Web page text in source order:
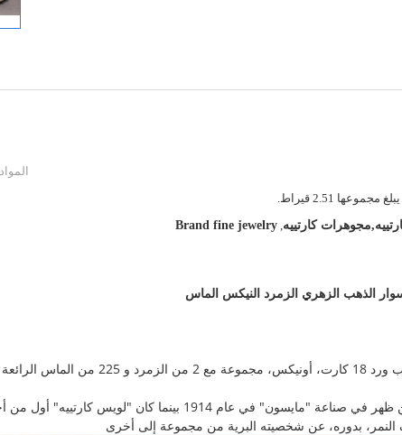
كارتييه,
Brand fine jewelry
الرائعة المقطوعة
كان النمر "كارتييه" أول من ظهر في صناعة "مايسون"
النمر، بدوره، عن شخصيته البرية من مجموعة إلى أخرى